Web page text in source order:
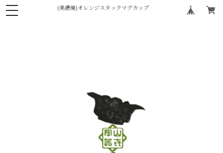
(美濃焼)オレンジスタックマグカップ